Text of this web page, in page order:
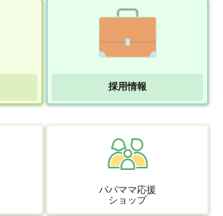
採用情報
パパママ応援
ショップ